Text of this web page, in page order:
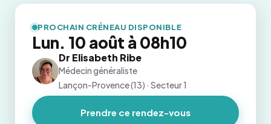
PROCHAIN CRÉNEAU DISPONIBLE
Lun. 10 août à 08h10
Dr Elisabeth Ribe
Médecin généraliste
Lançon-Provence (13) · Secteur 1
Prendre ce rendez-vous